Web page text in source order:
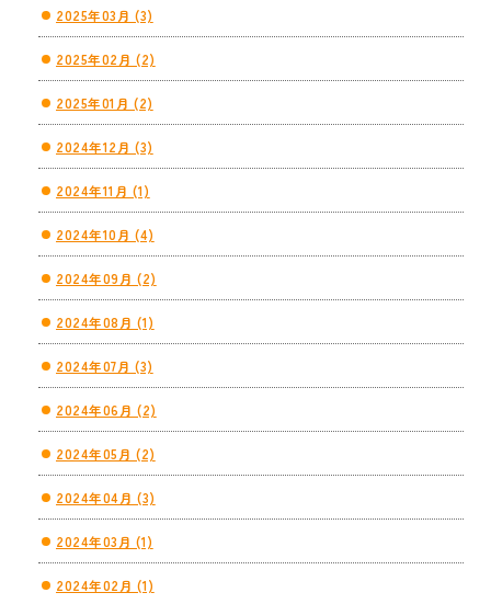
2025年03月 (3)
2025年02月 (2)
2025年01月 (2)
2024年12月 (3)
2024年11月 (1)
2024年10月 (4)
2024年09月 (2)
2024年08月 (1)
2024年07月 (3)
2024年06月 (2)
2024年05月 (2)
2024年04月 (3)
2024年03月 (1)
2024年02月 (1)